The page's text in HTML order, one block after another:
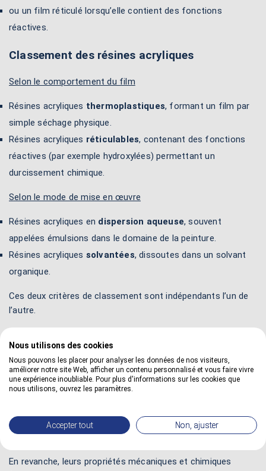
ou un film réticulé lorsqu’elle contient des fonctions
réactives.
Classement des résines acryliques
Selon le comportement du film
Résines acryliques thermoplastiques, formant un film par
simple séchage physique.
Résines acryliques réticulables, contenant des fonctions
réactives (par exemple hydroxylées) permettant un
durcissement chimique.
Selon le mode de mise en œuvre
Résines acryliques en dispersion aqueuse, souvent
appelées émulsions dans le domaine de la peinture.
Résines acryliques solvantées, dissoutes dans un solvant
organique.
Ces deux critères de classement sont indépendants l’un de
l’autre.
Les résines acryliques se caractérisent principalement par :
une excellente résistance à la lumière et aux UV
une
faible tendance au jaunissement ou au
blanchiment.
En revanche, leurs propriétés mécaniques et chimiques
Nous utilisons des cookies
Nous pouvons les placer pour analyser les données de nos visiteurs,
améliorer notre site Web, afficher un contenu personnalisé et vous faire vivre
une expérience inoubliable. Pour plus d'informations sur les cookies que
nous utilisons, ouvrez les paramètres.
Accepter tout Non, ajuster